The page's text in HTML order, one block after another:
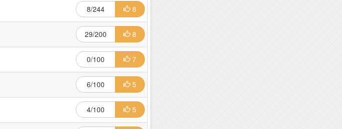
8/244 8
29/200 8
0/100 7
6/100 5
4/100 5